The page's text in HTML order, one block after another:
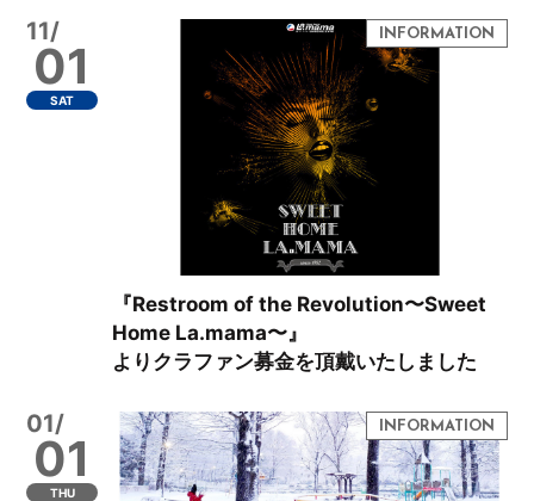
11/
01
SAT
『Restroom of the Revolution〜Sweet
Home La.mama〜』
よりクラファン募金を頂戴いたしました
01/
01
THU